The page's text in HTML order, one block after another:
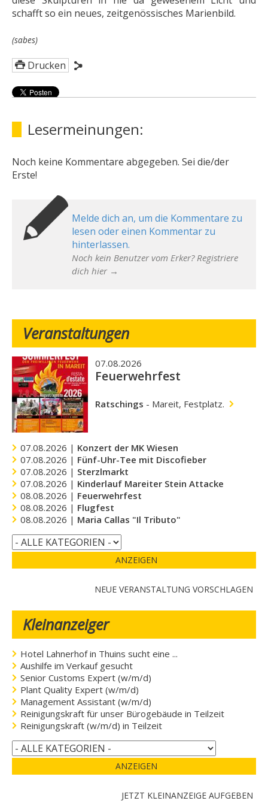
schafft so ein neues, zeitgenössisches Marienbild.
(sabes)
Drucken
Lesermeinungen:
Noch keine Kommentare abgegeben. Sei die/der
Erste!
Melde dich an, um die Kommentare zu
lesen oder einen Kommentar zu
hinterlassen.
Noch kein Benutzer vom Erker? Registriere
dich hier →
Veranstaltungen
07.08.2026
Feuerwehrfest
Ratschings - Mareit, Festplatz.
07.08.2026 | Konzert der MK Wiesen
07.08.2026 | Fünf-Uhr-Tee mit Discofieber
07.08.2026 | Sterzlmarkt
07.08.2026 | Kinderlauf Mareiter Stein Attacke
08.08.2026 | Feuerwehrfest
08.08.2026 | Flugfest
08.08.2026 | Maria Callas "Il Tributo"
ANZEIGEN
NEUE VERANSTALTUNG VORSCHLAGEN
Kleinanzeiger
Hotel Lahnerhof in Thuins sucht eine ...
Aushilfe im Verkauf gesucht
Senior Customs Expert (w/m/d)
Plant Quality Expert (w/m/d)
Management Assistant (w/m/d)
Reinigungskraft für unser Bürogebäude in Teilzeit
Reinigungskraft (w/m/d) in Teilzeit
ANZEIGEN
JETZT KLEINANZEIGE AUFGEBEN